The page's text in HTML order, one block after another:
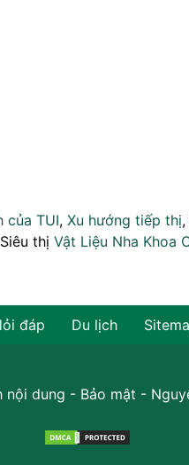
của TUI, Xu hướng tiếp thị,
thị Vật Liệu Nha Khoa
đáp Du lịch
nội dung - Bảo mật -